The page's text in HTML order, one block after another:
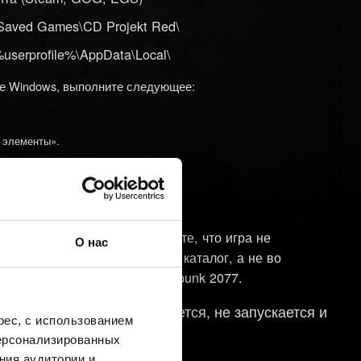
О нас
с использованием
Games\CD Projekt Red\
Windows, выполните следующее:
устанавливайте моды!
установлена ОС, проверьте, что игра не
Устанавливайте в корневой каталог, а не во
2077.
(игра аварийно завершается, не запускается и